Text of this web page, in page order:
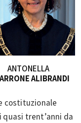
ANTONELLA
ALIBRANDI
costituzionale
quasi trent’anni da